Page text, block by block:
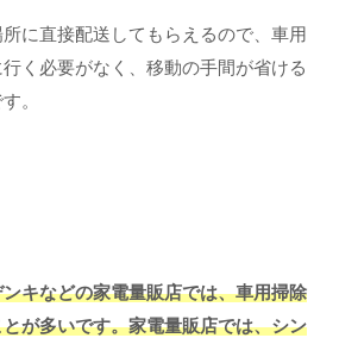
に直接配送してもらえるので、車用
く必要がなく、移動の手間が省ける
。
キなどの家電量販店では、車用掃除
が多いです。家電量販店では、シン